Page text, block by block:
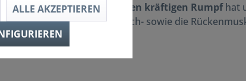
Bedeutung für einen kräftigen Rumpfhat
abwechselnd die Bauch- sowie die
ALLE AKZEPTIEREN